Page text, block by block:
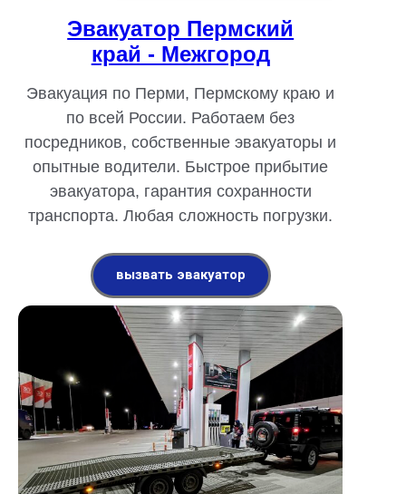
Эвакуатор Пермский
край - Межгород
Эвакуация по Перми, Пермскому краю и
по всей России. Работаем без
посредников, собственные эвакуаторы и
опытные водители. Быстрое прибытие
эвакуатора, гарантия сохранности
транспорта. Любая сложность погрузки.
вызвать эвакуатор